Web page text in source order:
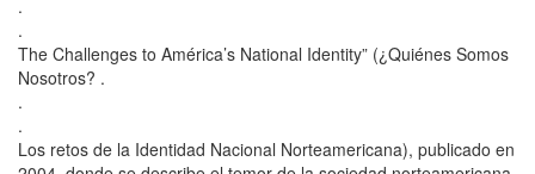
.
.
The Challenges to América’s National Identity” (¿Quiénes Somos
Nosotros? .
.
.
Los retos de la Identidad Nacional Norteamericana), publicado en